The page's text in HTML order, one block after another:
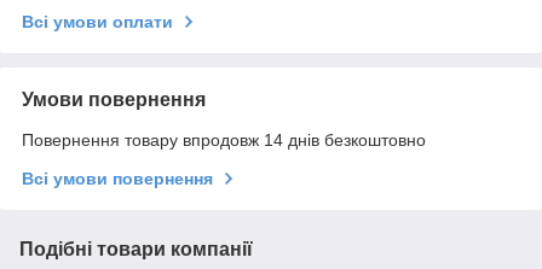
Всі умови оплати
Умови повернення
Повернення товару впродовж 14 днів безкоштовно
Всі умови повернення
Подібні товари компанії